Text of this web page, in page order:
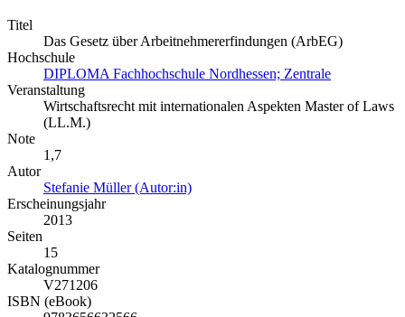
Titel
Das Gesetz über Arbeitnehmererfindungen (ArbEG)
Hochschule
DIPLOMA Fachhochschule Nordhessen; Zentrale
Veranstaltung
Wirtschaftsrecht mit internationalen Aspekten Master of Laws
(LL.M.)
Note
1,7
Autor
Stefanie Müller (Autor:in)
Erscheinungsjahr
2013
Seiten
15
Katalognummer
V271206
ISBN (eBook)